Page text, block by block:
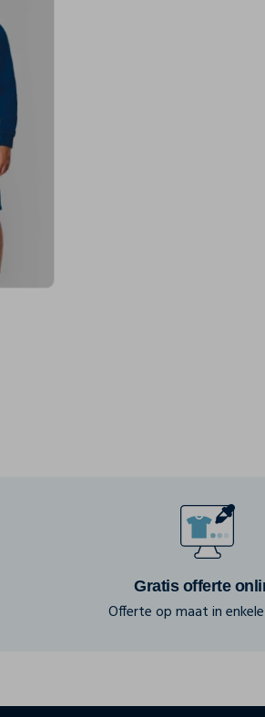
Gratis offerte
Offerte op maat in